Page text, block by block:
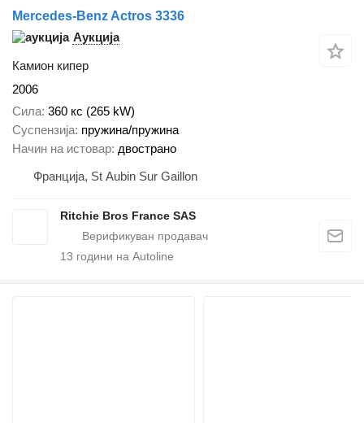
Mercedes-Benz Actros 3336
Аукција
Камион кипер
2006
Сила 360 кс (265 kW)
Суспензија пружина/пружина
Начин на истовар двострано
Франција, St Aubin Sur Gaillon
Ritchie Bros France SAS
13 години на Autoline